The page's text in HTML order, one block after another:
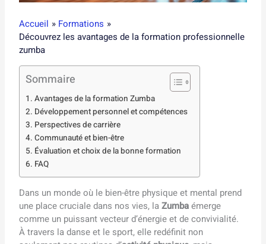
Accueil
Formations
Découvrez les avantages de la formation professionnelle
zumba
Sommaire
Avantages de la formation Zumba
Développement personnel et compétences
Perspectives de carrière
Communauté et bien-être
Évaluation et choix de la bonne formation
FAQ
Dans un monde où le bien-être physique et mental prend
une place cruciale dans nos vies, laZumbaémerge
comme un puissant vecteur d’énergie et de convivialité.
À travers la danse et le sport, elle redéfinit non